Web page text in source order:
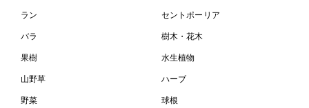
ラン セントポーリア
バラ 樹木・花木
果樹 水生植物
山野草 ハーブ
野菜 球根